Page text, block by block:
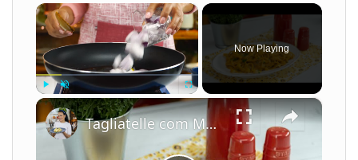
×
Play Unmute Fullscreen
Now Playing
×
Tagliatelle com Molho Cremoso de Camarão e Leite de Coco